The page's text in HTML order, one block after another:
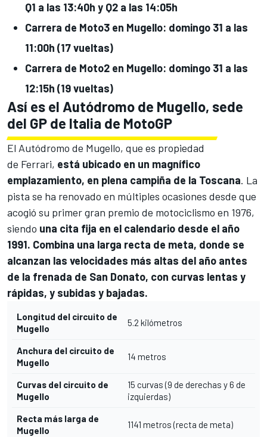
Q1 a las 13:40h y Q2 a las 14:05h
Carrera de Moto3 en Mugello: domingo 31 a las
11:00h (17 vueltas)
Carrera de Moto2 en Mugello: domingo 31 a las
12:15h (19 vueltas)
Así es el Autódromo de Mugello, sede
del GP de Italia de MotoGP
El Autódromo de Mugello, que es propiedad
de Ferrari, está ubicado en un magnífico
emplazamiento, en plena campiña de la Toscana. La
pista se ha renovado en múltiples ocasiones desde que
acogió su primer gran premio de motociclismo en 1976,
siendo una cita fija en el calendario desde el año
1991. Combina una larga recta de meta, donde se
alcanzan las velocidades más altas del año antes
de la frenada de San Donato, con curvas lentas y
rápidas, y subidas y bajadas.
Longitud del circuito de
Mugello
5.2 kilómetros
Anchura del circuito de
Mugello
14 metros
Curvas del circuito de
Mugello
15 curvas (9 de derechas y 6 de
izquierdas)
Recta más larga de
Mugello
1141 metros (recta de meta)